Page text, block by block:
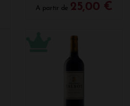
A partir de 25,00 €